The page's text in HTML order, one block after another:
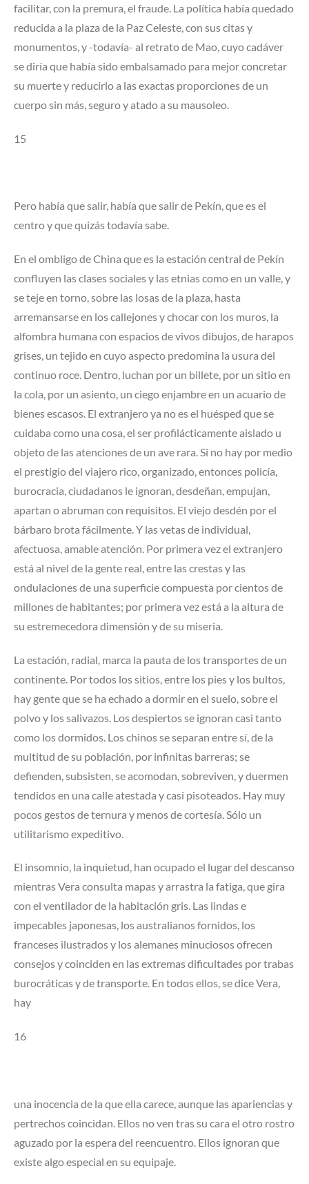
facilitar, con la premura, el fraude. La política había quedado
reducida a la plaza de la Paz Celeste, con sus citas y
monumentos, y -todavía- al retrato de Mao, cuyo cadáver
se diría que había sido embalsamado para mejor concretar
su muerte y reducirlo a las exactas proporciones de un
cuerpo sin más, seguro y atado a su mausoleo.
15
Pero había que salir, había que salir de Pekín, que es el
centro y que quizás todavía sabe.
En el ombligo de China que es la estación central de Pekín
confluyen las clases sociales y las etnias como en un valle, y
se teje en torno, sobre las losas de la plaza, hasta
arremansarse en los callejones y chocar con los muros, la
alfombra humana con espacios de vivos dibujos, de harapos
grises, un tejido en cuyo aspecto predomina la usura del
continuo roce. Dentro, luchan por un billete, por un sitio en
la cola, por un asiento, un ciego enjambre en un acuario de
bienes escasos. El extranjero ya no es el huésped que se
cuidaba como una cosa, el ser profilácticamente aislado u
objeto de las atenciones de un ave rara. Si no hay por medio
el prestigio del viajero rico, organizado, entonces policía,
burocracia, ciudadanos le ignoran, desdeñan, empujan,
apartan o abruman con requisitos. El viejo desdén por el
bárbaro brota fácilmente. Y las vetas de individual,
afectuosa, amable atención. Por primera vez el extranjero
está al nivel de la gente real, entre las crestas y las
ondulaciones de una superficie compuesta por cientos de
millones de habitantes; por primera vez está a la altura de
su estremecedora dimensión y de su miseria.
La estación, radial, marca la pauta de los transportes de un
continente. Por todos los sitios, entre los pies y los bultos,
hay gente que se ha echado a dormir en el suelo, sobre el
polvo y los salivazos. Los despiertos se ignoran casi tanto
como los dormidos. Los chinos se separan entre sí, de la
multitud de su población, por infinitas barreras; se
defienden, subsisten, se acomodan, sobreviven, y duermen
tendidos en una calle atestada y casi pisoteados. Hay muy
pocos gestos de ternura y menos de cortesía. Sólo un
utilitarismo expeditivo.
El insomnio, la inquietud, han ocupado el lugar del descanso
mientras Vera consulta mapas y arrastra la fatiga, que gira
con el ventilador de la habitación gris. Las lindas e
impecables japonesas, los australianos fornidos, los
franceses ilustrados y los alemanes minuciosos ofrecen
consejos y coinciden en las extremas dificultades por trabas
burocráticas y de transporte. En todos ellos, se dice Vera,
hay
16
una inocencia de la que ella carece, aunque las apariencias y
pertrechos coincidan. Ellos no ven tras su cara el otro rostro
aguzado por la espera del reencuentro. Ellos ignoran que
existe algo especial en su equipaje.